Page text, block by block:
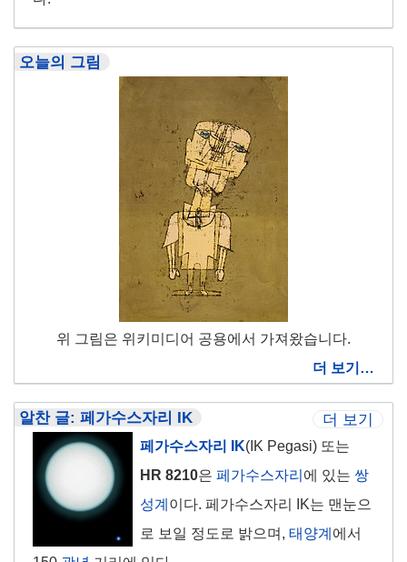
오늘의 그림
위 그림은 위키미디어 공용에서 가져왔습니다.
더 보기…
알찬 글: 페가수스자리 IK 더 보기
페가수스자리 IK(IK Pegasi) 또는
HR 8210은 페가수스자리 에 있는 쌍
성계 이다. 페가수스자리 IK는 맨눈으
로 보일 정도로 밝으며, 태양계 에서